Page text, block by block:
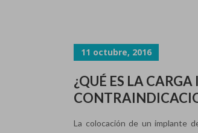
11 octubre, 2016
¿QUÉ ES LA
La colocación de un implante